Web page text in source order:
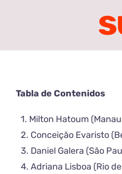
Tabla de Contenidos
Milton Hatoum
Conceição Evaristo
Daniel Galera (São
Adriana Lisboa (Rio